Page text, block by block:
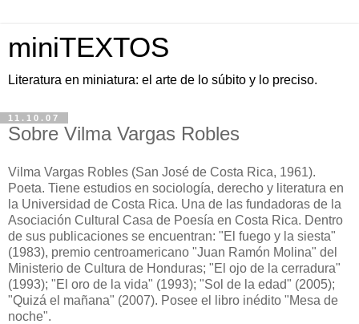
miniTEXTOS
Literatura en miniatura: el arte de lo súbito y lo preciso.
11.10.07
Sobre Vilma Vargas Robles
Vilma Vargas Robles (San José de Costa Rica, 1961).
Poeta. Tiene estudios en sociología, derecho y literatura en
la Universidad de Costa Rica. Una de las fundadoras de la
Asociación Cultural Casa de Poesía en Costa Rica. Dentro
de sus publicaciones se encuentran: "El fuego y la siesta"
(1983), premio centroamericano "Juan Ramón Molina" del
Ministerio de Cultura de Honduras; "El ojo de la cerradura"
(1993); "El oro de la vida" (1993); "Sol de la edad" (2005);
"Quizá el mañana" (2007). Posee el libro inédito "Mesa de
noche".